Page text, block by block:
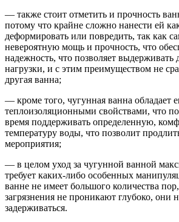
— также стоит отметить и прочность
потому что крайне сложно нанести ей
деформировать или повредить, так как
невероятную мощь и прочность, что
надежность, что позволяет
нагрузки, и с этим преимуществом не
другая ванна;
— кроме того, чугунная ванна обладает
теплоизоляционными свойствами, что
время поддерживать определенную,
температуру воды, что позволит
мероприятия;
— в целом уход за чугунной ванной
требует каких-либо особенных
ванне не имеет большого количества пор,
загрязнения не проникают глубоко, они
задерживаться.